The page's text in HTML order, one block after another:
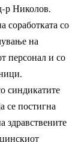
р Николов.
соработката со
на
персонал и со
синдикатите
се постигна
здравствените